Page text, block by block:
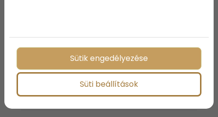
A lovaglás jó élményeket nyújthat a gyermekeknek,
emellett az állatok szeretete neveli a gyerekeket és
erősíti bennük a felelősségérzetet.
Sütik engedélyezése
Süti beállítások